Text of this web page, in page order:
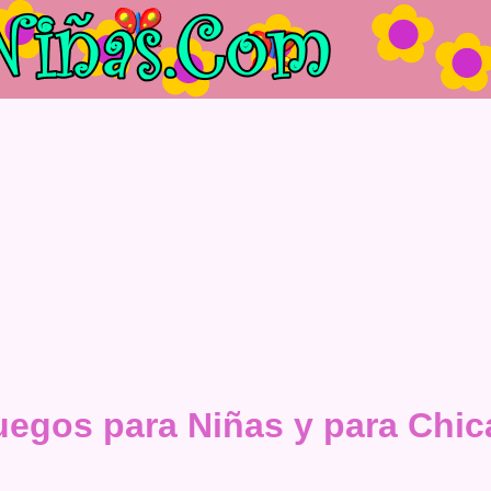
para Niñas y para